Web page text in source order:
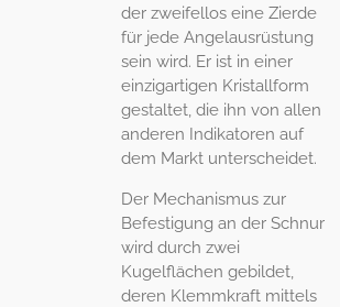
der zweifellos eine Zierde
für jede Angelausrüstung
sein wird. Er ist in einer
einzigartigen Kristallform
gestaltet, die ihn von allen
anderen Indikatoren auf
dem Markt unterscheidet.
Der Mechanismus zur
Befestigung an der Schnur
wird durch zwei
Kugelflächen gebildet,
deren Klemmkraft mittels